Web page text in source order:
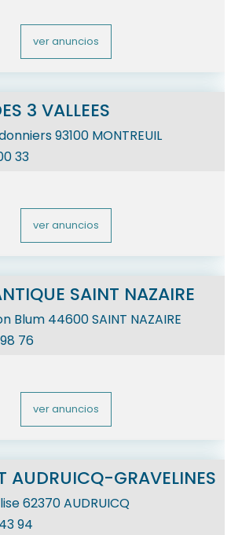
ver anuncios
3 VALLEES
93100 MONTREUIL
33
ver anuncios
SAINT NAZAIRE
Blum 44600SAINT NAZAIRE
76
ver anuncios
AUDRUICQ-GRAVELINES
62370AUDRUICQ
94